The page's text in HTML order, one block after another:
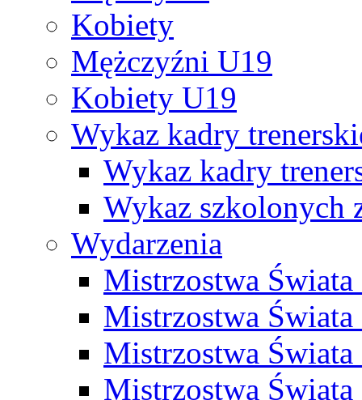
Kobiety
Mężczyźni U19
Kobiety U19
Wykaz kadry
Wykaz kadry
Wykaz szkolonych
Wydarzenia
Mistrzostwa
Mistrzostwa
Mistrzostwa
Mistrzostwa